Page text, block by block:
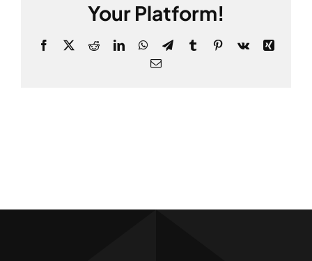
Your Platform!
Facebook
X RedditLinkedInWhatsApp
TelegramTumblrPinterest
Vk
Xing
Email